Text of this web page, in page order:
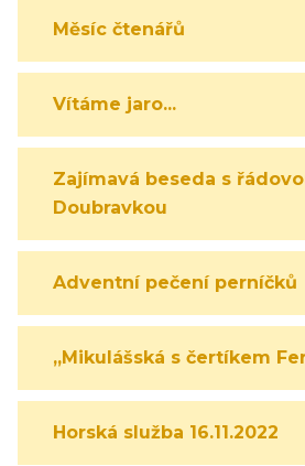
Měsíc čtenářů
Vítáme jaro...
Zajímavá beseda s
Doubravkou
Adventní pečení perníčků
,,Mikulášská s čertíkem
Horská služba 16.11.2022